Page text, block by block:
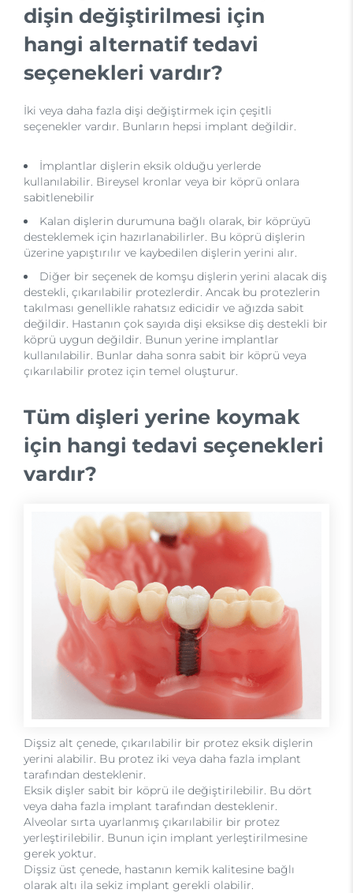
dişin değiştirilmesi için
hangi alternatif tedavi
seçenekleri vardır?
İki veya daha fazla dişi değiştirmek için çeşitli
seçenekler vardır. Bunların hepsi implant değildir.
İmplantlar dişlerin eksik olduğu yerlerde
kullanılabilir. Bireysel kronlar veya bir köprü onlara
sabitlenebilir
Kalan dişlerin durumuna bağlı olarak, bir köprüyü
desteklemek için hazırlanabilirler. Bu köprü dişlerin
üzerine yapıştırılır ve kaybedilen dişlerin yerini alır.
Diğer bir seçenek de komşu dişlerin yerini alacak diş
destekli, çıkarılabilir protezlerdir. Ancak bu protezlerin
takılması genellikle rahatsız edicidir ve ağızda sabit
değildir. Hastanın çok sayıda dişi eksikse diş destekli bir
köprü uygun değildir. Bunun yerine implantlar
kullanılabilir. Bunlar daha sonra sabit bir köprü veya
çıkarılabilir protez için temel oluşturur.
Tüm dişleri yerine koymak
için hangi tedavi seçenekleri
vardır?
Dişsiz alt çenede, çıkarılabilir bir protez eksik dişlerin
yerini alabilir. Bu protez iki veya daha fazla implant
tarafından desteklenir.
Eksik dişler sabit bir köprü ile değiştirilebilir. Bu dört
veya daha fazla implant tarafından desteklenir.
Alveolar sırta uyarlanmış çıkarılabilir bir protez
yerleştirilebilir. Bunun için implant yerleştirilmesine
gerek yoktur.
Dişsiz üst çenede, hastanın kemik kalitesine bağlı
olarak altı ila sekiz implant gerekli olabilir.